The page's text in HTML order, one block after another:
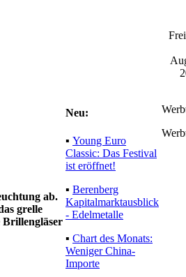
ab.
grelle
Brillengläser
Neu:
▪ Young Euro
Classic: Das Festival
ist eröffnet!
▪ Berenberg
Kapitalmarktausblick
- Edelmetalle
▪ Chart des Monats:
Weniger China-
Importe